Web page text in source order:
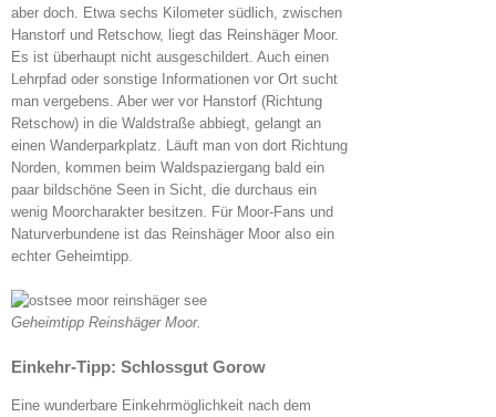
aber doch. Etwa sechs Kilometer südlich, zwischen
Hanstorf und Retschow, liegt das Reinshäger Moor.
Es ist überhaupt nicht ausgeschildert. Auch einen
Lehrpfad oder sonstige Informationen vor Ort sucht
man vergebens. Aber wer vor Hanstorf (Richtung
Retschow) in die Waldstraße abbiegt, gelangt an
einen Wanderparkplatz. Läuft man von dort Richtung
Norden, kommen beim Waldspaziergang bald ein
paar bildschöne Seen in Sicht, die durchaus ein
wenig Moorcharakter besitzen. Für Moor-Fans und
Naturverbundene ist das Reinshäger Moor also ein
echter Geheimtipp.
Geheimtipp Reinshäger Moor.
Einkehr-Tipp: Schlossgut Gorow
Eine wunderbare Einkehrmöglichkeit nach dem